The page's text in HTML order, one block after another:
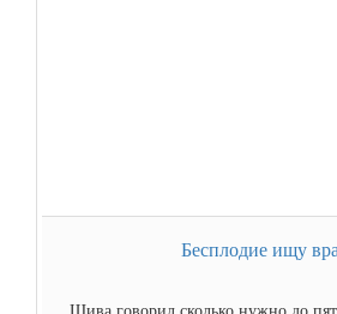
Бесплодие ищу